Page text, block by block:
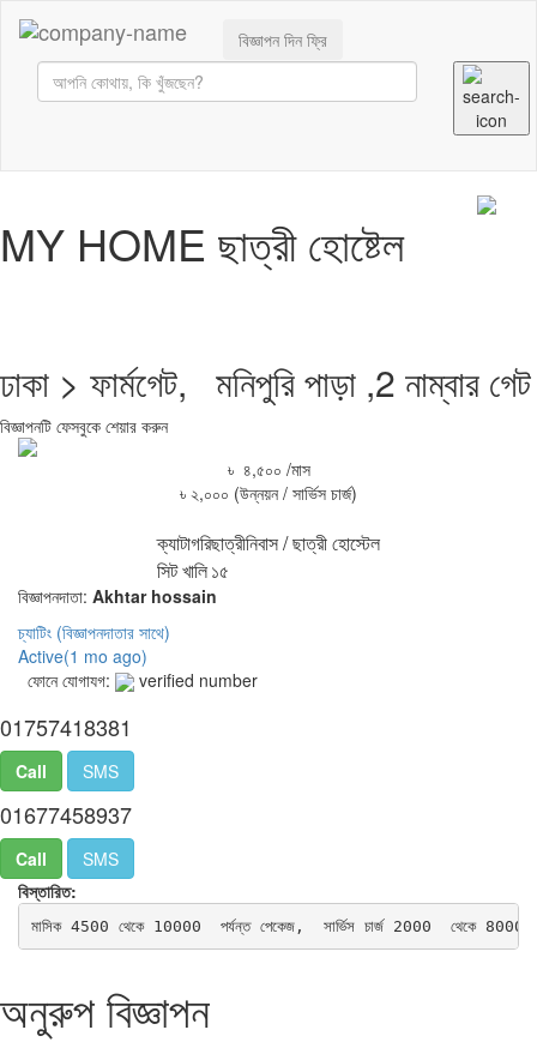
বিজ্ঞাপন দিন ফ্রি
MY HOME ছাত্রী হোষ্টেল
ঢাকা > ফার্মগেট, মনিপুরি পাড়া ,2 নাম্বার গেট
বিজ্ঞাপনটি ফেসবুকে শেয়ার করুন
৳ ৪,৫০০ /মাস
৳ ২,০০০ (উন্নয়ন / সার্ভিস চার্জ)
ক্যাটাগরিছাত্রীনিবাস / ছাত্রী হোস্টেল
সিট খালি১৫
বিজ্ঞাপনদাতা: Akhtar hossain
চ্যাটিং (বিজ্ঞাপনদাতার সাথে)
Active(1 mo ago)
ফোনে যোগাযগ:
verified number
01757418381
Call SMS
01677458937
Call
SMS
বিস্তারিত:
মাসিক 4500 থেকে 10000  পর্যন্ত পেকেজ,  সার্ভিস চার্জ 2000  থেকে 8000
অনুরুপ বিজ্ঞাপন